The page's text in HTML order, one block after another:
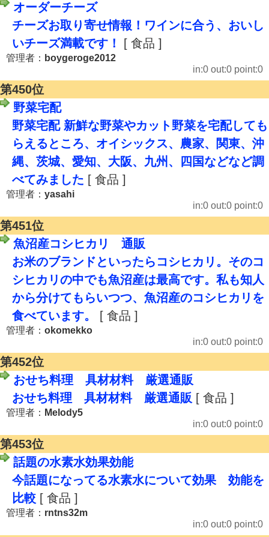
オーダーチーズ
チーズお取り寄せ情報！ワインに合う、おいし
いチーズ満載です！
[ 食品 ]
管理者： boygeroge2012
in:0 out:0 point:0
第450位
野菜宅配
野菜宅配 新鮮な野菜やカット野菜を宅配しても
らえるところ、オイシックス、農家、関東、沖
縄、茨城、愛知、大阪、九州、四国などなど調
べてみました [ 食品 ]
管理者： yasahi
in:0 out:0 point:0
第451位
魚沼産コシヒカリ 通販
お米のブランドといったらコシヒカリ。そのコ
シヒカリの中でも魚沼産は最高です。私も知人
から分けてもらいつつ、魚沼産のコシヒカリを
食べています。
[ 食品 ]
管理者： okomekko
in:0 out:0 point:0
第452位
おせち料理 具材材料 厳選通販
おせち料理 具材材料 厳選通販 [ 食品 ]
管理者： Melody5
in:0 out:0 point:0
第453位
話題の水素水効果効能
今話題になってる水素水について効果 効能を
比較 [ 食品 ]
管理者： rntns32m
in:0 out:0 point:0